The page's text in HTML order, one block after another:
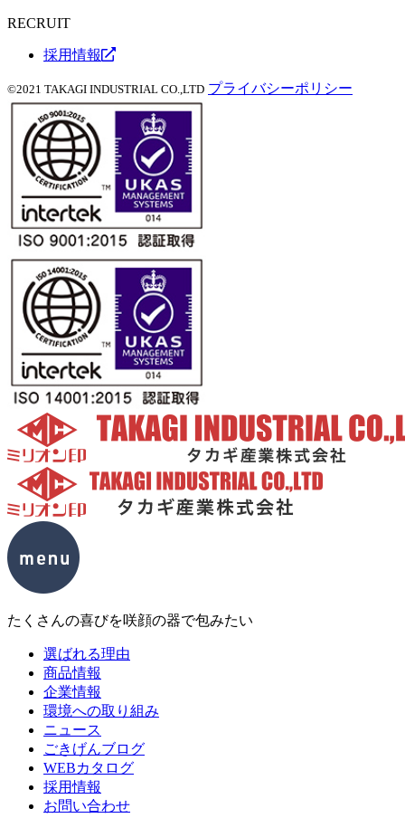
RECRUIT
採用情報
©2021 TAKAGI INDUSTRIAL CO.,LTD プライバシーポリシー
たくさんの喜びを咲顔の器で包みたい
選ばれる理由
商品情報
企業情報
環境への取り組み
ニュース
ごきげんブログ
WEBカタログ
採用情報
お問い合わせ